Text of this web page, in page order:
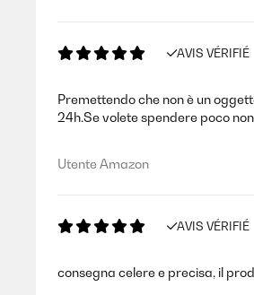
AVIS VÉRIFIÉ
Premettendo che non è un
24h.Se volete spendere poco
Utente Amazon
AVIS VÉRIFIÉ
consegna celere e precisa, il